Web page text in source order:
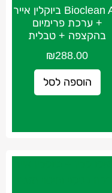
Bioclean Air ביוקלין אייר
+ ערכת פרימיום
בהקצפה + טבלית
₪288.00
הוספה לסל